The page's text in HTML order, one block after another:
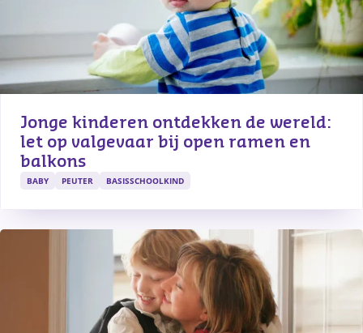
Jonge kinderen ontdekken de wereld:
let op valgevaar bij open ramen en
balkons
BABY PEUTER BASISSCHOOLKIND